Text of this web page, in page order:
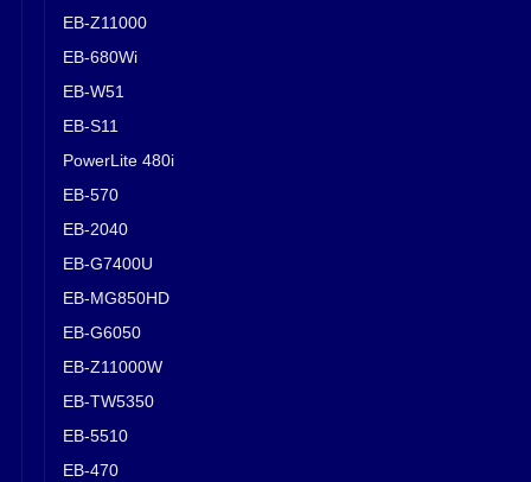
EB-Z11000
EB-680Wi
EB-W51
EB-S11
PowerLite 480i
EB-570
EB-2040
EB-G7400U
EB-MG850HD
EB-G6050
EB-Z11000W
EB-TW5350
EB-5510
EB-470